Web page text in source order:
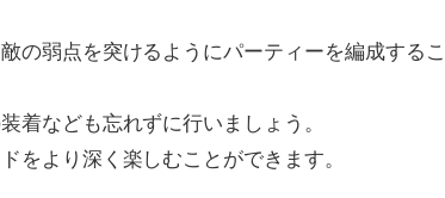
の弱点を突けるようにパーティーを編成するこ
着なども忘れずに行いましょう。
をより深く楽しむことができます。